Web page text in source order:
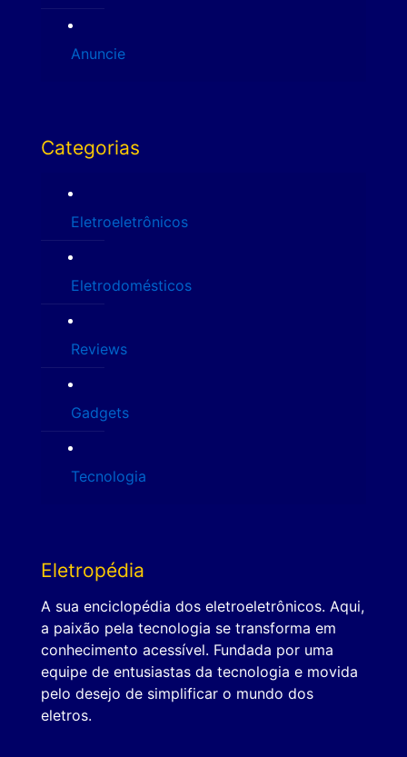
Anuncie
Categorias
Eletroeletrônicos
Eletrodomésticos
Reviews
Gadgets
Tecnologia
Eletropédia
A sua enciclopédia dos eletroeletrônicos. Aqui,
a paixão pela tecnologia se transforma em
conhecimento acessível. Fundada por uma
equipe de entusiastas da tecnologia e movida
pelo desejo de simplificar o mundo dos
eletros.